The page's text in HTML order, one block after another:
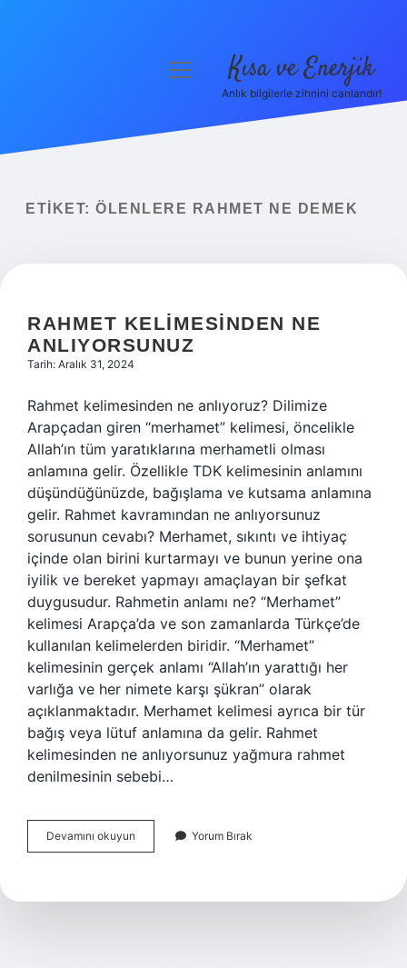
Yasal Uyarı
menüyü
Kısa ve Enerjik
Anlık bilgilerle zihnini canlandır!
ETIKET: ÖLENLERE RAHMET NE DEMEK
RAHMET KELIMESINDEN NE
ANLIYORSUNUZ
Tarih: Aralık 31, 2024
Rahmet kelimesinden ne anlıyoruz? Dilimize
Arapçadan giren “merhamet” kelimesi, öncelikle
Allah’ın tüm yaratıklarına merhametli olması
anlamına gelir. Özellikle TDK kelimesinin anlamını
düşündüğünüzde, bağışlama ve kutsama anlamına
gelir. Rahmet kavramından ne anlıyorsunuz
sorusunun cevabı? Merhamet, sıkıntı ve ihtiyaç
içinde olan birini kurtarmayı ve bunun yerine ona
iyilik ve bereket yapmayı amaçlayan bir şefkat
duygusudur. Rahmetin anlamı ne? “Merhamet”
kelimesi Arapça’da ve son zamanlarda Türkçe’de
kullanılan kelimelerden biridir. “Merhamet”
kelimesinin gerçek anlamı “Allah’ın yarattığı her
varlığa ve her nimete karşı şükran” olarak
açıklanmaktadır. Merhamet kelimesi ayrıca bir tür
bağış veya lütuf anlamına da gelir. Rahmet
kelimesinden ne anlıyorsunuz yağmura rahmet
denilmesinin sebebi…
Devamını okuyun
Kelimesinden
Yorum Bırak